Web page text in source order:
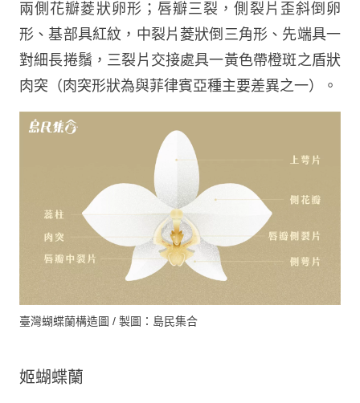
兩側花瓣菱狀卵形；唇瓣三裂，側裂片歪斜倒卵
形、基部具紅紋，中裂片菱狀倒三角形、先端具一
對細長捲鬚，三裂片交接處具一黃色帶橙斑之盾狀
肉突（肉突形狀為與菲律賓亞種主要差異之一）。
臺灣蝴蝶蘭構造圖 / 製圖：島民集合
姬蝴蝶蘭